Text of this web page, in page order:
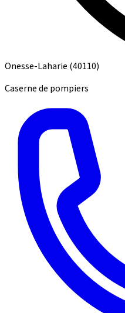
Onesse-Laharie (40110)
Caserne de pompiers